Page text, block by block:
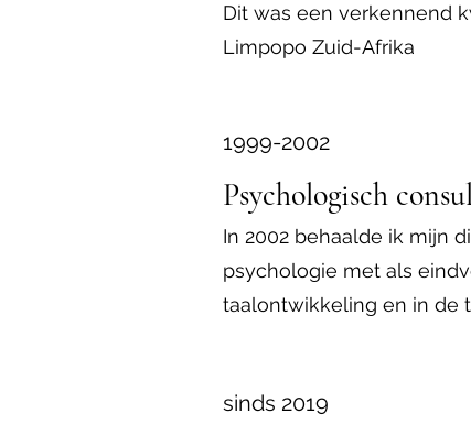
Dit was een verkennend
Limpopo Zuid-Afrika
1999-2002
Psychologisch
In 2002 behaalde ik mijn
psychologie met als
taalontwikkeling en in de
sinds 2019